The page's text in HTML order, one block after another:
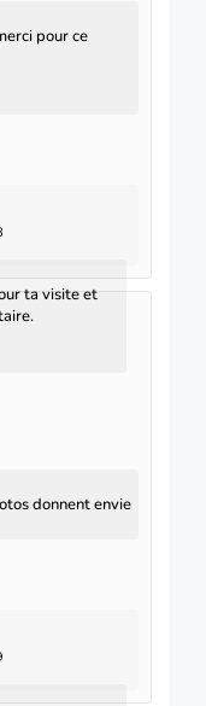
pour ce
ta visite et
donnent envie